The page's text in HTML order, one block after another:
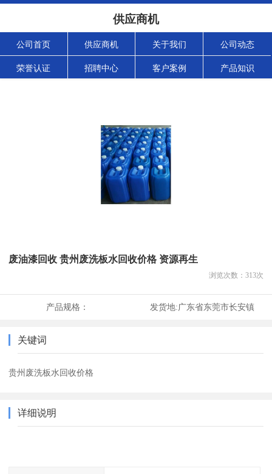
供应商机
公司首页 供应商机 关于我们 公司动态
荣誉认证 招聘中心 客户案例 产品知识
废油漆回收 贵州废洗板水回收价格 资源再生
浏览次数： 313次
产品规格： 发货地:广东省东莞市长安镇
关键词
贵州废洗板水回收价格
详细说明